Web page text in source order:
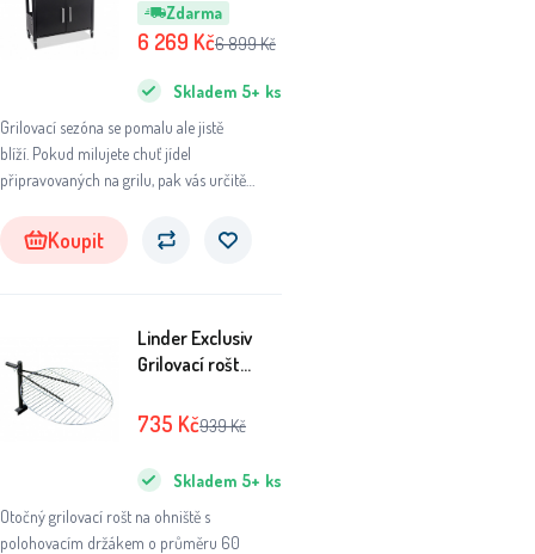
Zdarma
Grilovací sezóna se pomalu ale jistě
blíží. Pokud milujete chuť jídel
připravovaných na grilu, pak vás určitě
Skladem 5+ ks
6 269 Kč6 899Kč
Koupit
Linder Exclusiv
Grilovací rošt
Otočný grilovací rošt na ohniště s
polohovacím držákem o průměru 60
Skladem 5+ ks
735 Kč939Kč